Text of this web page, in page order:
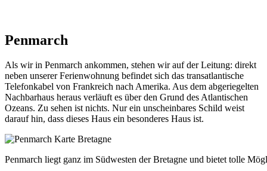
Penmarch
Als wir in Penmarch ankommen, stehen wir auf der Leitung: direkt
neben unserer Ferienwohnung befindet sich das transatlantische
Telefonkabel von Frankreich nach Amerika. Aus dem abgeriegelten
Nachbarhaus heraus verläuft es über den Grund des Atlantischen
Ozeans. Zu sehen ist nichts. Nur ein unscheinbares Schild weist
darauf hin, dass dieses Haus ein besonderes Haus ist.
Penmarch liegt ganz im Südwesten der Bretagne und bietet tolle